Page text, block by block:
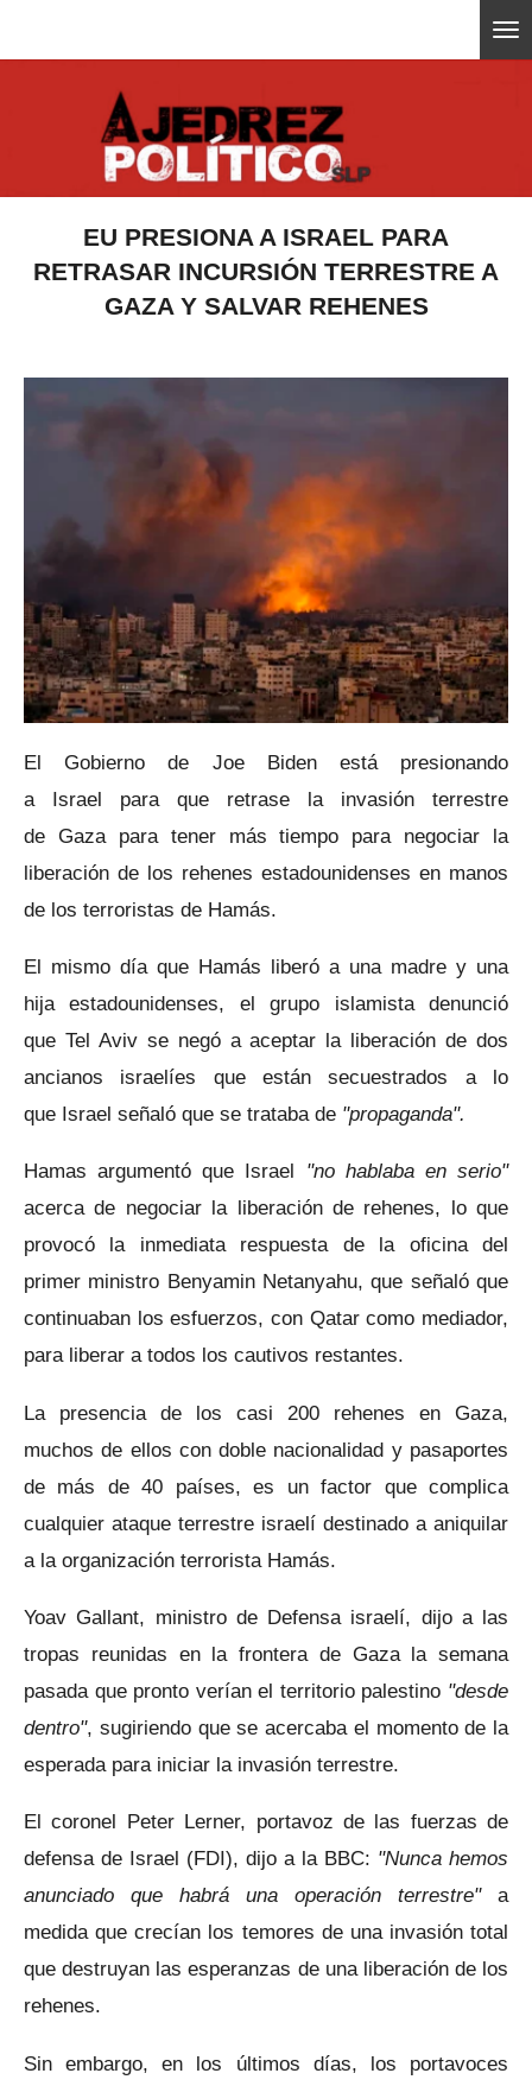
al
EU PRESIONA A ISRAEL PARA
RETRASAR INCURSIÓN TERRESTRE A
GAZA Y SALVAR REHENES
El Gobierno de Joe Biden está presionando
a Israel para que retrase la invasión terrestre
de Gaza para tener más tiempo para negociar la
liberación de los rehenes estadounidenses en manos
de los terroristas de Hamás.
El mismo día que Hamás liberó a una madre y una
hija estadounidenses, el grupo islamista denunció
que Tel Aviv se negó a aceptar la liberación de dos
ancianos israelíes que están secuestrados a lo
que Israel señaló que se trataba de "propaganda".
Hamas argumentó que Israel "no hablaba en serio"
acerca de negociar la liberación de rehenes, lo que
provocó la inmediata respuesta de la oficina del
primer ministro Benyamin Netanyahu, que señaló que
continuaban los esfuerzos, con Qatar como mediador,
para liberar a todos los cautivos restantes.
La presencia de los casi 200 rehenes en Gaza,
muchos de ellos con doble nacionalidad y pasaportes
de más de 40 países, es un factor que complica
cualquier ataque terrestre israelí destinado a aniquilar
a la organización terrorista Hamás.
Yoav Gallant, ministro de Defensa israelí, dijo a las
tropas reunidas en la frontera de Gaza la semana
pasada que pronto verían el territorio palestino "desde
dentro", sugiriendo que se acercaba el momento de la
esperada para iniciar la invasión terrestre.
El coronel Peter Lerner, portavoz de las fuerzas de
defensa de Israel (FDI), dijo a la BBC: "Nunca hemos
anunciado que habrá una operación terrestre"a
medida que crecían los temores de una invasión total
que destruyan las esperanzas de una liberación de los
rehenes.
Sin embargo, en los últimos días, los portavoces